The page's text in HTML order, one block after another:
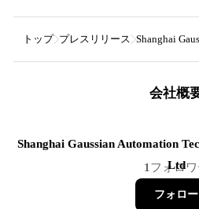
トップ プレスリリース Shanghai
会社概
Shanghai Gaussian Automation
Ltd
1フォロワ
フォロー